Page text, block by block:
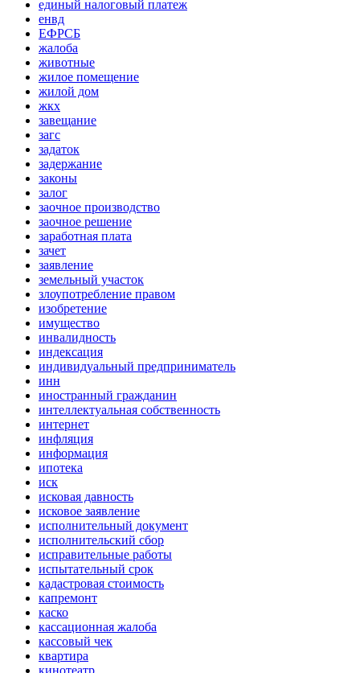
единый налоговый платеж
енвд
ЕФРСБ
жалоба
животные
жилое помещение
жилой дом
жкх
завещание
загс
задаток
задержание
законы
залог
заочное производство
заочное решение
заработная плата
зачет
заявление
земельный участок
злоупотребление правом
изобретение
имущество
инвалидность
индексация
индивидуальный предприниматель
инн
иностранный гражданин
интеллектуальная собственность
интернет
инфляция
информация
ипотека
иск
исковая давность
исковое заявление
исполнительный документ
исполнительский сбор
исправительные работы
испытательный срок
кадастровая стоимость
капремонт
каско
кассационная жалоба
кассовый чек
квартира
кинотеатр